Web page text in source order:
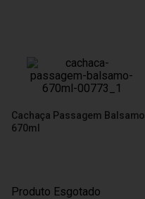
Cachaça Passagem Balsamo
670ml
Produto Esgotado